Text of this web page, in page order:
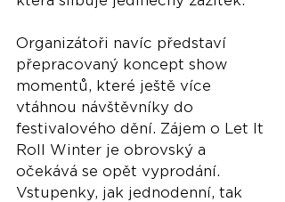
Organizátoři navíc představí
přepracovaný koncept show
momentů, které ještě více
vtáhnou návštěvníky do
festivalového dění. Zájem o Let It
Roll Winter je obrovský a
očekává se opět vyprodání.
Vstupenky, jak jednodenní, tak